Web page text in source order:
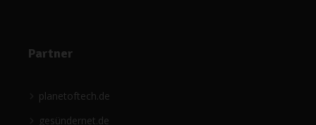
Partner
planetoftech.de
gesündernet.de